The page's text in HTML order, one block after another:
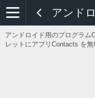
アンド
アンドロイド用のプログラ
レットにアプリContacts を無